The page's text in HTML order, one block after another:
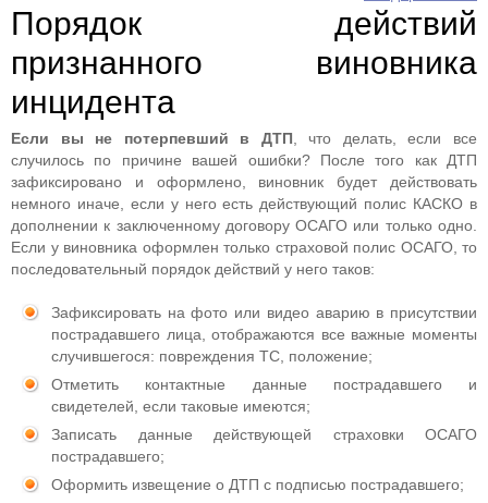
Порядок действий
признанного виновника
инцидента
Если вы не потерпевший в ДТП , что делать, если все
случилось по причине вашей ошибки? После того как ДТП
зафиксировано и оформлено, виновник будет действовать
немного иначе, если у него есть действующий полис КАСКО в
дополнении к заключенному договору ОСАГО или только одно.
Если у виновника оформлен только страховой полис ОСАГО, то
последовательный порядок действий у него таков:
Зафиксировать на фото или видео аварию в присутствии
пострадавшего лица, отображаются все важные моменты
случившегося: повреждения ТС, положение;
Отметить контактные данные пострадавшего и
свидетелей, если таковые имеются;
Записать данные действующей страховки ОСАГО
пострадавшего;
Оформить извещение о ДТП с подписью пострадавшего;